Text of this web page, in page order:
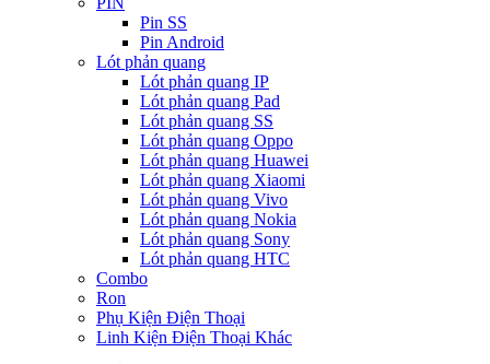
Pin SS
Pin Android
Lót phản quang
Lót phản quang IP
Lót phản quang Pad
Lót phản quang SS
Lót phản quang Oppo
Lót phản quang Huawei
Lót phản quang Xiaomi
Lót phản quang Vivo
Lót phản quang Nokia
Lót phản quang Sony
Lót phản quang HTC
Combo
Ron
Phụ Kiện Điện Thoại
Linh Kiện Điện Thoại Khác